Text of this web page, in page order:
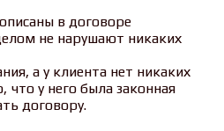
в договоре
не нарушают никаких
а у клиента нет никаких
что у него была законная
договору.